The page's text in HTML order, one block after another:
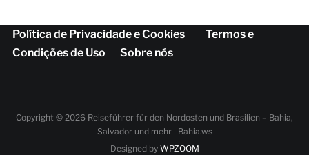
Política de Privacidade e Cookies
Termos e
Condições de Uso
Sobre nós
Copyright © 2026 Reiseführer für den Nordosten und Brasilien – Bahia,
Salvador und mehr | Bahia.ws
Designed by WPZOOM